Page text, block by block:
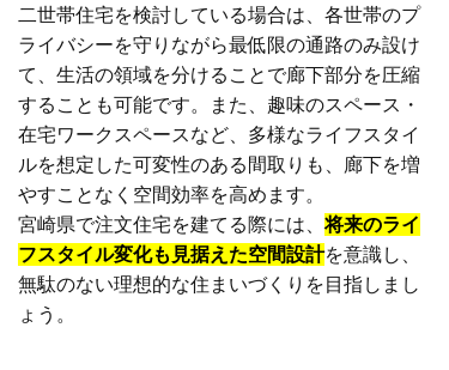
二世帯住宅を検討している場合は、各世帯のプ
ライバシーを守りながら最低限の通路のみ設け
て、生活の領域を分けることで廊下部分を圧縮
することも可能です。また、趣味のスペース・
在宅ワークスペースなど、多様なライフスタイ
ルを想定した可変性のある間取りも、廊下を増
やすことなく空間効率を高めます。
宮崎県で注文住宅を建てる際には、将来のライ
フスタイル変化も見据えた空間設計を意識し、
無駄のない理想的な住まいづくりを目指しまし
ょう。